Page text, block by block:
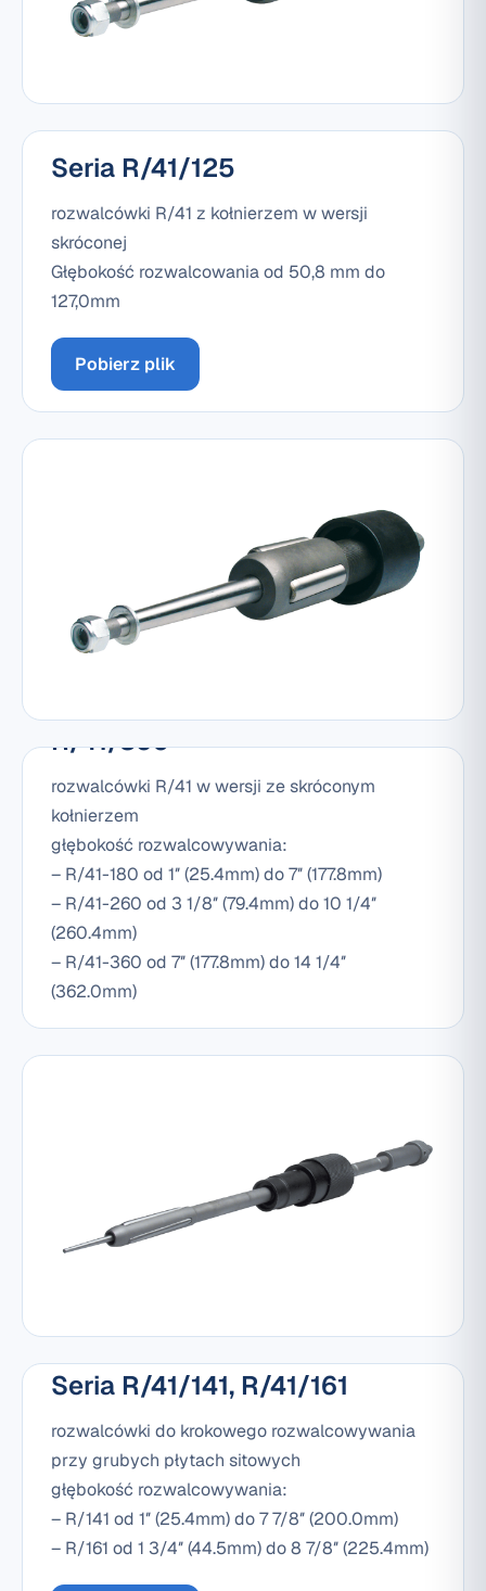
Seria R/41/125
rozwalcówki R/41 z kołnierzem w wersji
skróconej
Głębokość rozwalcowania od 50,8 mm do
127,0mm
Pobierz plik
R/41/360
rozwalcówki R/41 w wersji ze skróconym
kołnierzem
głębokość rozwalcowywania:
– R/41-180 od 1″ (25.4mm) do 7″ (177.8mm)
– R/41-260 od 3 1/8″ (79.4mm) do 10 1/4″
(260.4mm)
– R/41-360 od 7″ (177.8mm) do 14 1/4″
(362.0mm)
Pobierz plik
Seria R/41/141, R/41/161
rozwalcówki do krokowego rozwalcowywania
przy grubych płytach sitowych
głębokość rozwalcowywania:
– R/141 od 1″ (25.4mm) do 7 7/8″ (200.0mm)
– R/161 od 1 3/4″ (44.5mm) do 8 7/8″ (225.4mm)